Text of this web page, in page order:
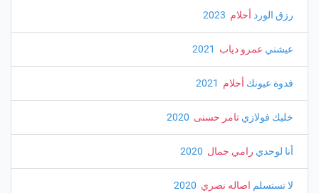
رزق الورد أحلام
عيشني عمرو دياب
فدوة عيونك أحلام
خليك فولازي تامر حسنى
أنا لوحدي رامي جمال
لا تستسلم اصاله نصري